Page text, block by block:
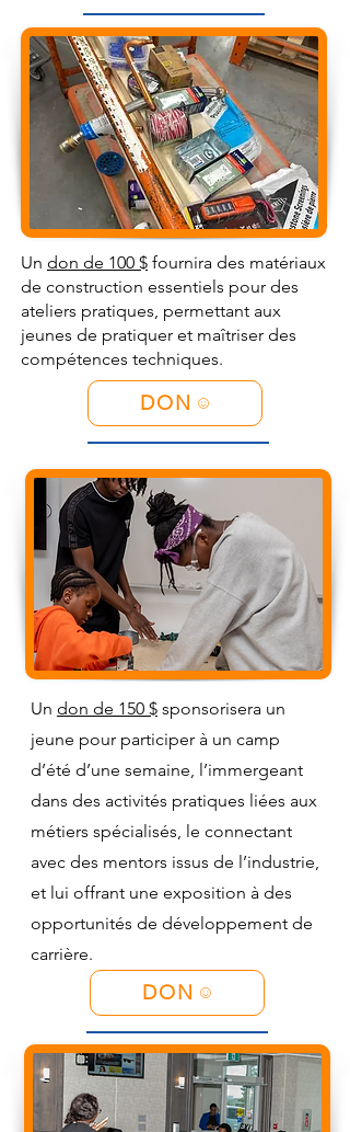
Un don de 100 $ fournira des matériaux
de construction essentiels pour des
ateliers pratiques, permettant aux
jeunes de pratiquer et maîtriser des
compétences techniques.
DON
Un don de 150 $ sponsorisera un
jeune pour participer à un camp
d’été d’une semaine, l’immergeant
dans des activités pratiques liées aux
métiers spécialisés, le connectant
avec des mentors issus de l’industrie,
et lui offrant une exposition à des
opportunités de développement de
carrière.
DON